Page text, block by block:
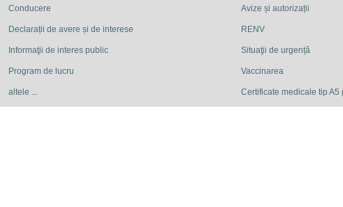
Conducere
Declarații de avere și de interese
Informaţii de interes public
Program de lucru
altele ...
Avize și autorizații
RENV
Situaţii de urgență
Vaccinarea
Certificate medicale tip